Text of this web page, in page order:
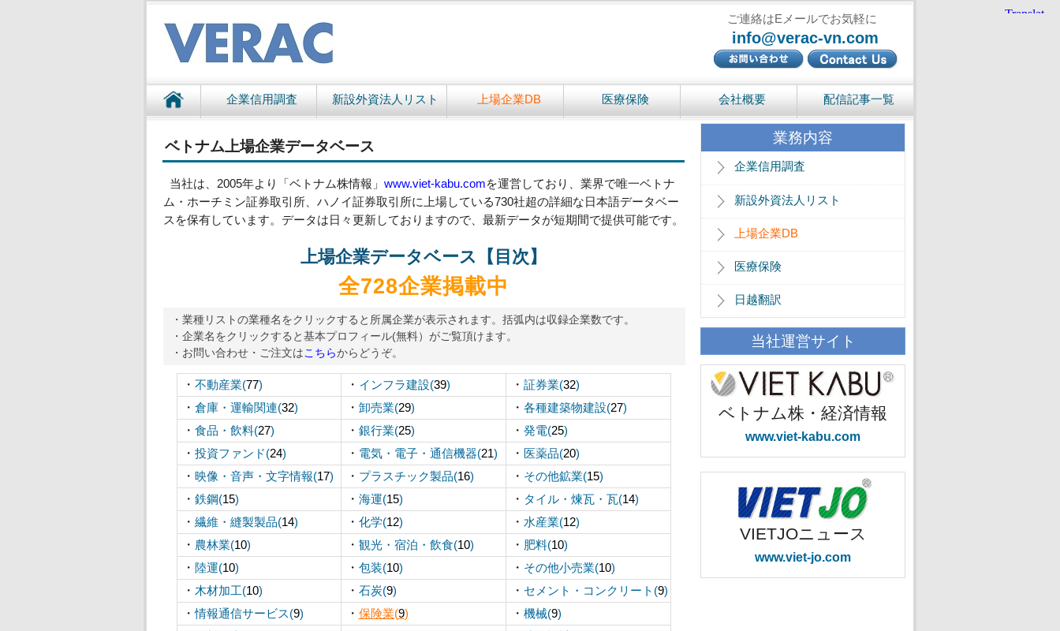
ご連絡はEメールでお気軽に
info@verac-vn.com
企業信用調査 新設外資法人リスト 上場企業DB 医療保険 会社概要 配信記事一覧
ベトナム上場企業データベース
当社は、2005年より「ベトナム株情報」 www.viet-kabu.comを運営しており、業界で唯一ベトナ
ム・ホーチミン証券取引所、ハノイ証券取引所に上場している730社超の詳細な日本語データベー
スを保有しています。データは日々更新しておりますので、最新データが短期間で提供可能です。
上場企業データベース【目次】
全728企業掲載中
・業種リストの業種名をクリックすると所属企業が表示されます。括弧内は収録企業数です。
・企業名をクリックすると基本プロフィール(無料）がご覧頂けます。
・お問い合わせ・ご注文はこちらからどうぞ。
・ 不動産業(77) ・ インフラ建設(39) ・ 証券業(32)
・ 倉庫・運輸関連(32) ・ 卸売業(29) ・ 各種建築物建設(27)
・ 食品・飲料(27) ・ 銀行業(25) ・ 発電(25)
・ 投資ファンド(24) ・ 電気・電子・通信機器(21) ・ 医薬品(20)
・ 映像・音声・文字情報(17) ・ プラスチック製品(16) ・ その他鉱業(15)
・ 鉄鋼(15) ・ 海運(15) ・ タイル・煉瓦・瓦(14)
・ 繊維・縫製製品(14) ・ 化学(12) ・ 水産業(12)
・ 農林業(10) ・ 観光・宿泊・飲食(10) ・ 肥料(10)
・ 陸運(10) ・ 包装(10) ・ その他小売業(10)
・ 木材加工(10) ・ 石炭(9) ・ セメント・コンクリート(9)
・情報通信サービス(9) ・ 保険業(9) ・ 機械(9)
業務内容
企業信用調査
新設外資法人リスト
上場企業DB
医療保険
日越翻訳
当社運営サイト
ベトナム株・経済情報
www.viet-kabu.com
VIETJOニュース
www.viet-jo.com